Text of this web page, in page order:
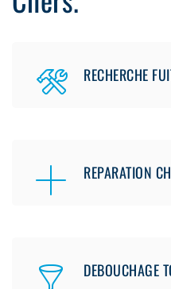
RECHERCHE
REPARATION
DEBOUCHAGE